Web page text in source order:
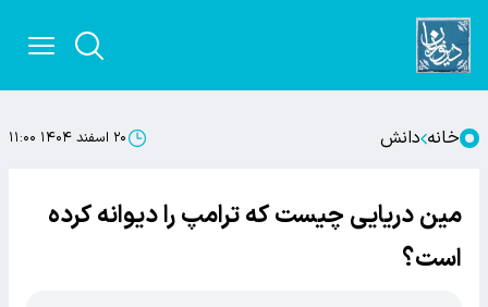
خانه دانش ۲۰ اسفند ۱۴۰۴ ۱۱:۰۰
مین‌ دریایی چیست که ترامپ را دیوانه کرده
است؟